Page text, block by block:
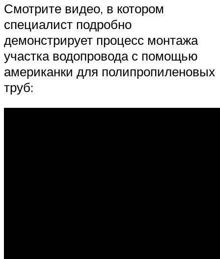
Смотрите видео, в котором
специалист подробно
демонстрирует процесс монтажа
участка водопровода с помощью
американки для полипропиленовых
труб: